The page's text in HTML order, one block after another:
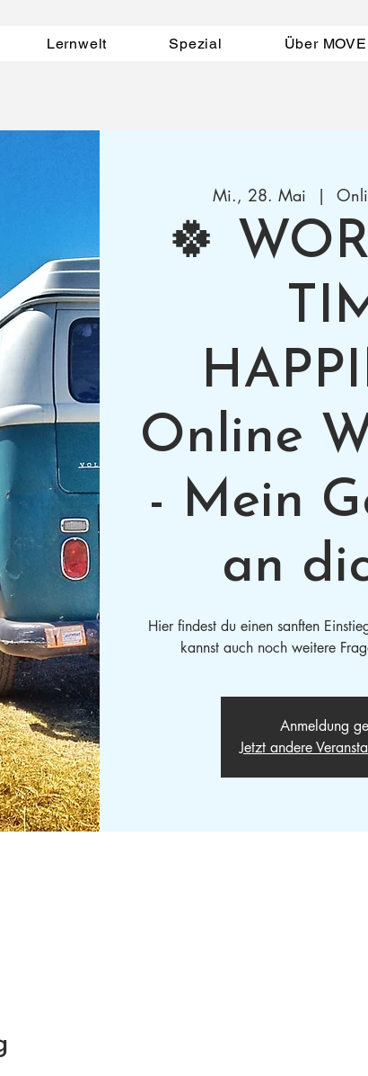
Lernwelt Spezial Über MOVE
Mi., 28. Mai
  |
🍀
Online
- Mein
an
Hier findest du einen sanften
kannst auch noch weitere
Anmeldung
Jetzt andere